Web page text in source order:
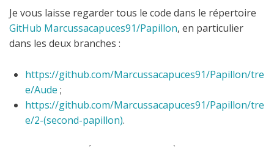
Je vous laisse regarder tous le code dans le répertoire
GitHub Marcussacapuces91/Papillon, en particulier
dans les deux branches :
https://github.com/Marcussacapuces91/Papillon/tre
e/Aude ;
https://github.com/Marcussacapuces91/Papillon/tre
e/2-(second-papillon).